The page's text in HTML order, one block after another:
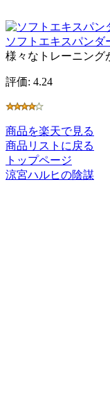
ソフトエキスパン
様々なトレーニング
評価: 4.24
商品を楽天で見る
商品リストに戻る
トップページ
涼宮ハルヒの陰謀